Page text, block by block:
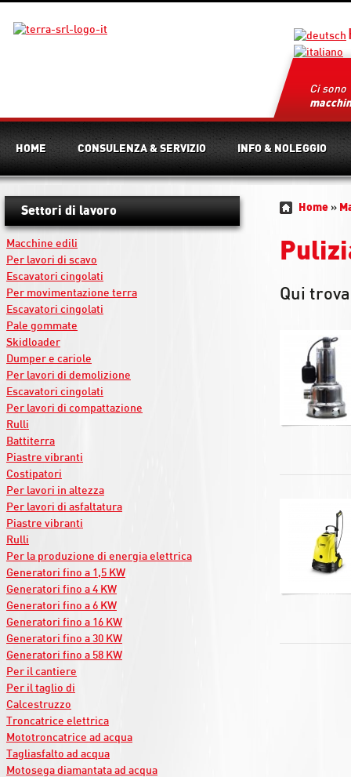
Ci sono
HOME CONSULENZA & SERVIZIO INFO & NOLEGGIO
Settori di lavoro
Macchine edili
Per lavori di scavo
Escavatori cingolati
Per movimentazione terra
Escavatori cingolati
Pale gommate
Skidloader
Dumper e cariole
Per lavori di demolizione
Escavatori cingolati
Per lavori di compattazione
Rulli
Battiterra
Piastre vibranti
Costipatori
Per lavori in altezza
Per lavori di asfaltatura
Piastre vibranti
Rulli
Per la produzione di energia elettrica
Generatori fino a 1,5 KW
Generatori fino a 4 KW
Generatori fino a 6 KW
Generatori fino a 16 KW
Generatori fino a 30 KW
Generatori fino a 58 KW
Per il cantiere
Per il taglio di
Calcestruzzo
Troncatrice elettrica
Mototroncatrice ad acqua
Tagliasfalto ad acqua
Motosega diamantata ad acqua
Home »
Qui